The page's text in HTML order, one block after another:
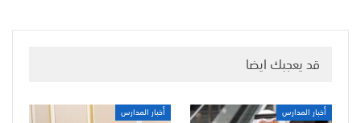
قد يعجبك ايضا
أخبار المدارس أخبار المدارس